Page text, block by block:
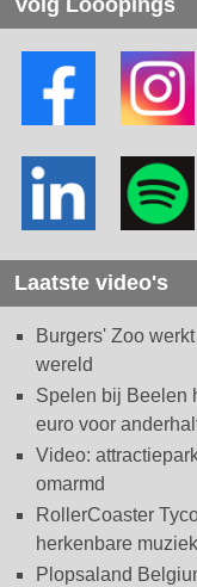
Laatste video's
Burgers' Zoo
wereld
Spelen bij Beelen
euro voor
Video:
omarmd
RollerCoaster
herkenbare muziek
Plopsaland